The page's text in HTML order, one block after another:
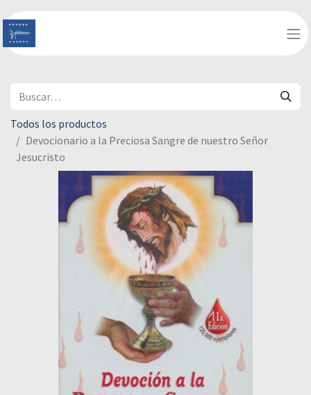
Todos los productos
Devocionario a la Preciosa Sangre de nuestro Señor
Jesucristo